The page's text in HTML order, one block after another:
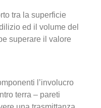
tra la superficie
ed il volume del
superare il valore
l’involucro
terra – pareti